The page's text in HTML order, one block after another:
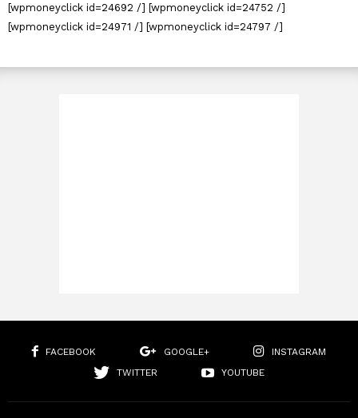
[wpmoneyclick id=24692 /] [wpmoneyclick id=24752 /]
[wpmoneyclick id=24971 /] [wpmoneyclick id=24797 /]
FACEBOOK GOOGLE+
INSTAGRAM
TWITTER
YOUTUBE